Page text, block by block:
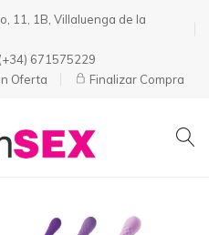
11, 1B, Villaluenga de la
(+34) 671575229
Oferta
Finalizar Compra